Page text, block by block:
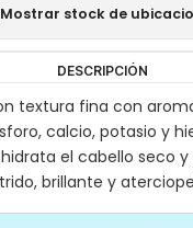
Mostrar stock de
DESCRIPCIÓN
textura fina con
calcio, potasio
el cabello seco y
brillante y